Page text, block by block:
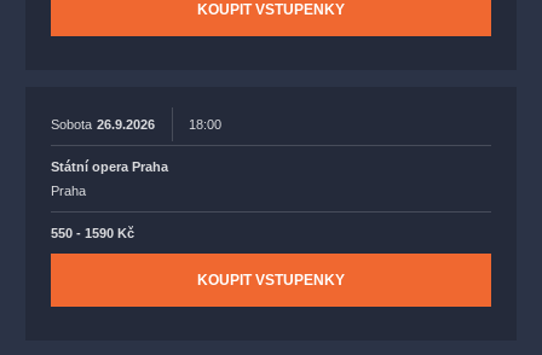
KOUPIT VSTUPENKY
Sobota 26.9.2026 18:00
Státní opera Praha
Praha
550 - 1590 Kč
KOUPIT VSTUPENKY